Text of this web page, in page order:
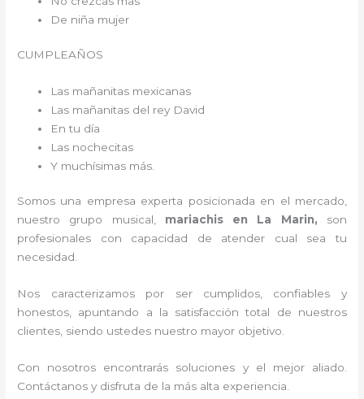
De niña mujer
CUMPLEAÑOS
Las mañanitas mexicanas
Las mañanitas del rey David
En tu día
Las nochecitas
Y muchísimas más.
Somos una empresa experta posicionada en el mercado,
nuestro grupo musical, mariachis en La Marin, son
profesionales con capacidad de atender cual sea tu
necesidad.
Nos caracterizamos por ser cumplidos, confiables y
honestos, apuntando a la satisfacción total de nuestros
clientes, siendo ustedes nuestro mayor objetivo.
Con nosotros encontrarás soluciones y el mejor aliado.
Contáctanos y disfruta de la más alta experiencia.